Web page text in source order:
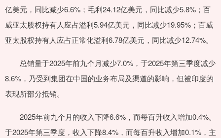
亿美元，同比减少6.6%；毛利24.12亿美元，同比减少5.8%；百
威亚太股权持有人应占溢利5.94亿美元，同比减少19.95%；百威
亚太股权持有人应占正常化溢利6.78亿美元，同比减少12.74%。
总销量于2025年前九个月减少7.0%，于2025年第三季度减少
8.6%，乃受到集团在中国的业务布局及渠道的影响，但被印度的
表现所部分抵销。
2025年前九个月的收入下降6.6%，而每百升收入增加0.4%。
于2025年第三季度，收入下降8.4%，而每百升收入增加0.1%，主